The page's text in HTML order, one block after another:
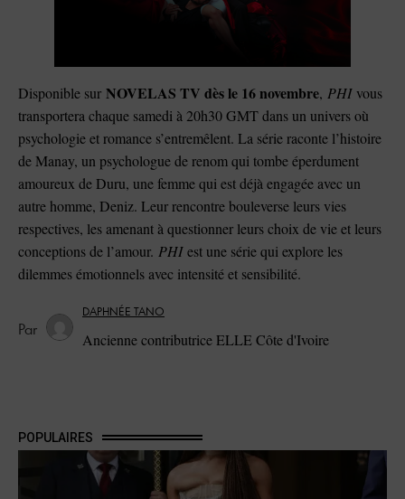
Disponible sur NOVELAS TV dès le 16 novembre, PHIvous
transportera chaque samedi à 20h30 GMT dans un univers où
psychologie et romance s’entremêlent. La série raconte l’histoire
de Manay, un psychologue de renom qui tombe éperdument
amoureux de Duru, une femme qui est déjà engagée avec un
autre homme, Deniz. Leur rencontre bouleverse leurs vies
respectives, les amenant à questionner leurs choix de vie et leurs
conceptions de l’amour. PHIest une série qui explore les
dilemmes émotionnels avec intensité et sensibilité.
DAPHNÉE TANO
Ancienne contributrice ELLE Côte d'Ivoire
POPULAIRES